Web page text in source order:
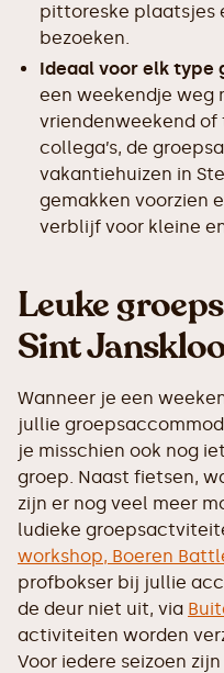
pittoreske plaatsjes
bezoeken.
Ideaal voor elk type
een weekendje weg
vriendenweekend
collega’s, de
vakantiehuizen in
gemakken voorzien
verblijf voor kleine
Leuke
Sint
Wanneer je een
jullie
je misschien ook nog
groep. Naast fietsen,
zijn er nog veel meer
ludieke
workshop, Boeren
profbokser bij jullie
de deur niet uit, via
activiteiten worden
Voor iedere seizoen